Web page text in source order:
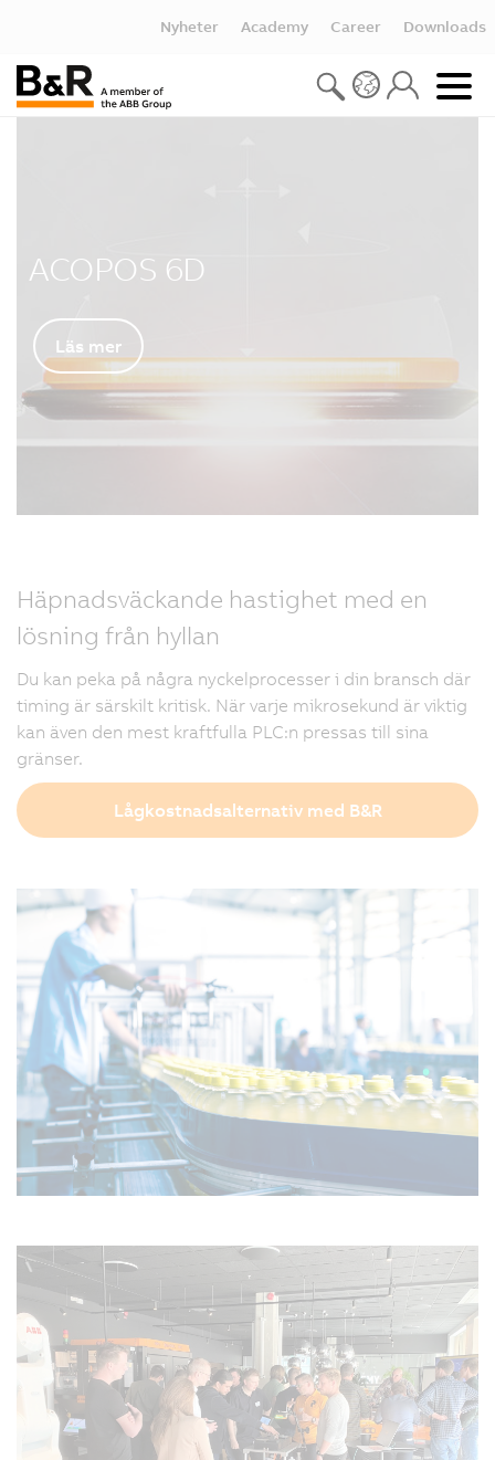
Nyheter Academy Career Downloads
ACOPOS 6D
Läs mer
Häpnadsväckande hastighet med en
lösning från hyllan
Du kan peka på några nyckelprocesser i din bransch där
timing är särskilt kritisk. När varje mikrosekund är viktig
kan även den mest kraftfulla PLC:n pressas till sina
gränser.
Lågkostnadsalternativ med B&R